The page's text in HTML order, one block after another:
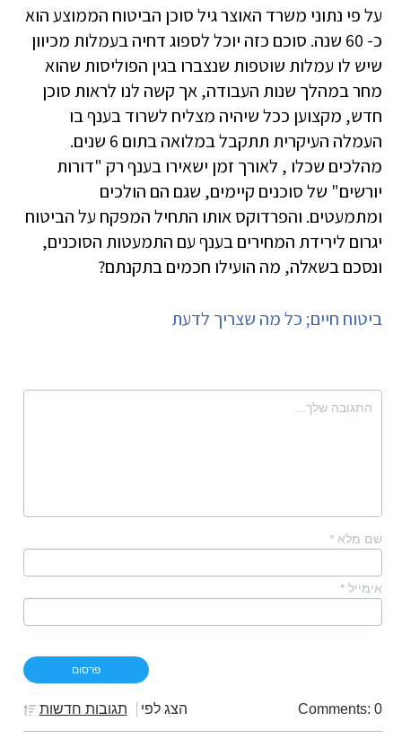
על פי נתוני משרד האוצר גיל סוכן הביטוח הממוצע הוא
כ- 60 שנה. סוכם כזה יוכל לספוג דחיה בעמלות מכיוון
שיש לו עמלות שוטפות שנצברו בגין הפוליסות שהוא
מחר במהלך שנות העבודה, אך קשה לנו לראות סוכן
חדש, מקצוען ככל שיהיה מצליח לשרוד בענף בו
העמלה העיקרית תתקבל במלואה בתום 6 שנים.
מהלכים שכלו , לאורך זמן ישאירו בענף רק "דורות
יורשים" של סוכנים קיימים, שגם הם הולכים
ומתמעטים. והפרדוקס אותו התחיל המפקח על הביטוח
יגרום לירידת המחירים בענף עם התמעטות הסוכנים,
ונסכם בשאלה, מה הועילו חכמים בתקנתם?
ביטוח חיים; כל מה שצריך לדעת
שם מלא *
אימייל *
Comments: 0 הצג לפי תגובות חדשות